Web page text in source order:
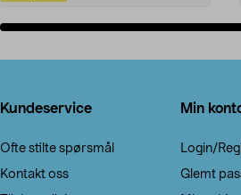
Kundeservice
Ofte stilte spørsmål
Kontakt oss
Min
Login/
Glemt